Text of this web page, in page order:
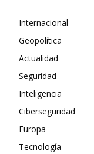
Internacional
Geopolítica
Actualidad
Seguridad
Inteligencia
Ciberseguridad
Europa
Tecnología